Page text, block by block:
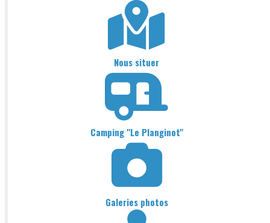
Nous situer
Camping "Le Planginot"
Galeries photos